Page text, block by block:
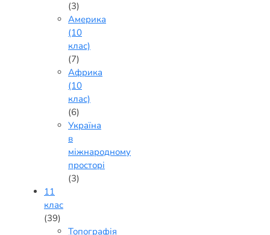
(3)
Америка
(10
клас)
(7)
Африка
(10
клас)
(6)
Україна
в
міжнародному
просторі
(3)
11
клас
(39)
Топографія